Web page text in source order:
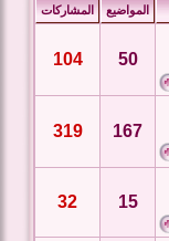
المواضيع المشاركات
50
104
167
319
15
32